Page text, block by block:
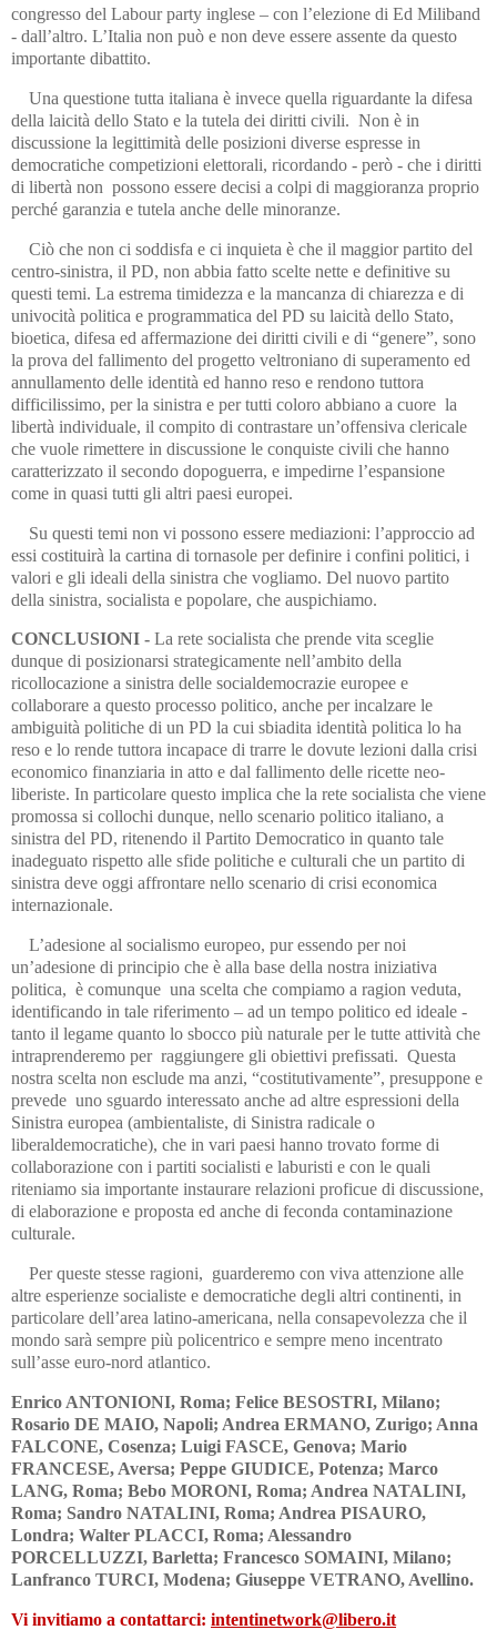
congresso del Labour party inglese – con l’elezione di Ed Miliband
- dall’altro. L’Italia non può e non deve essere assente da questo
importante dibattito.
Una questione tutta italiana è invece quella riguardante la difesa
della laicità dello Stato e la tutela dei diritti civili. Non è in
discussione la legittimità delle posizioni diverse espresse in
democratiche competizioni elettorali, ricordando - però - che i diritti
di libertà non possono essere decisi a colpi di maggioranza proprio
perché garanzia e tutela anche delle minoranze.
Ciò che non ci soddisfa e ci inquieta è che il maggior partito del
centro-sinistra, il PD, non abbia fatto scelte nette e definitive su
questi temi. La estrema timidezza e la mancanza di chiarezza e di
univocità politica e programmatica del PD su laicità dello Stato,
bioetica, difesa ed affermazione dei diritti civili e di “genere”, sono
la prova del fallimento del progetto veltroniano di superamento ed
annullamento delle identità ed hanno reso e rendono tuttora
difficilissimo, per la sinistra e per tutti coloro abbiano a cuore la
libertà individuale, il compito di contrastare un’offensiva clericale
che vuole rimettere in discussione le conquiste civili che hanno
caratterizzato il secondo dopoguerra, e impedirne l’espansione
come in quasi tutti gli altri paesi europei.
Su questi temi non vi possono essere mediazioni: l’approccio ad
essi costituirà la cartina di tornasole per definire i confini politici, i
valori e gli ideali della sinistra che vogliamo. Del nuovo partito
della sinistra, socialista e popolare, che auspichiamo.
CONCLUSIONI - La rete socialista che prende vita sceglie
dunque di posizionarsi strategicamente nell’ambito della
ricollocazione a sinistra delle socialdemocrazie europee e
collaborare a questo processo politico, anche per incalzare le
ambiguità politiche di un PD la cui sbiadita identità politica lo ha
reso e lo rende tuttora incapace di trarre le dovute lezioni dalla crisi
economico finanziaria in atto e dal fallimento delle ricette neo-
liberiste. In particolare questo implica che la rete socialista che viene
promossa si collochi dunque, nello scenario politico italiano, a
sinistra del PD, ritenendo il Partito Democratico in quanto tale
inadeguato rispetto alle sfide politiche e culturali che un partito di
sinistra deve oggi affrontare nello scenario di crisi economica
internazionale.
L’adesione al socialismo europeo, pur essendo per noi
un’adesione di principio che è alla base della nostra iniziativa
politica, è comunque una scelta che compiamo a ragion veduta,
identificando in tale riferimento – ad un tempo politico ed ideale -
tanto il legame quanto lo sbocco più naturale per le tutte attività che
intraprenderemo per raggiungere gli obiettivi prefissati. Questa
nostra scelta non esclude ma anzi, “costitutivamente”, presuppone e
prevede uno sguardo interessato anche ad altre espressioni della
Sinistra europea (ambientaliste, di Sinistra radicale o
liberaldemocratiche), che in vari paesi hanno trovato forme di
collaborazione con i partiti socialisti e laburisti e con le quali
riteniamo sia importante instaurare relazioni proficue di discussione,
di elaborazione e proposta ed anche di feconda contaminazione
culturale.
Per queste stesse ragioni, guarderemo con viva attenzione alle
altre esperienze socialiste e democratiche degli altri continenti, in
particolare dell’area latino-americana, nella consapevolezza che il
mondo sarà sempre più policentrico e sempre meno incentrato
sull’asse euro-nord atlantico.
Enrico ANTONIONI, Roma; Felice BESOSTRI, Milano;
Rosario DE MAIO, Napoli; Andrea ERMANO, Zurigo; Anna
FALCONE, Cosenza; Luigi FASCE, Genova; Mario
FRANCESE, Aversa; Peppe GIUDICE, Potenza; Marco
LANG, Roma; Bebo MORONI, Roma; Andrea NATALINI,
Roma; Sandro NATALINI, Roma; Andrea PISAURO,
Londra; Walter PLACCI, Roma; Alessandro
PORCELLUZZI, Barletta; Francesco SOMAINI, Milano;
Lanfranco TURCI, Modena; Giuseppe VETRANO, Avellino.
Vi invitiamo a contattarci: intentinetwork@libero.it